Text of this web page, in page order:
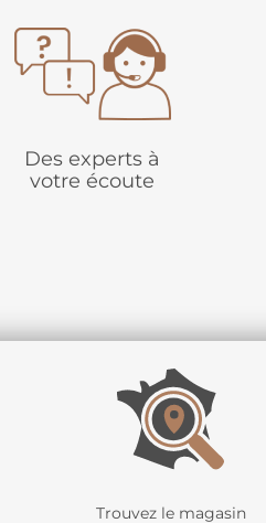
Des experts à
votre écoute
Trouvez le magasin